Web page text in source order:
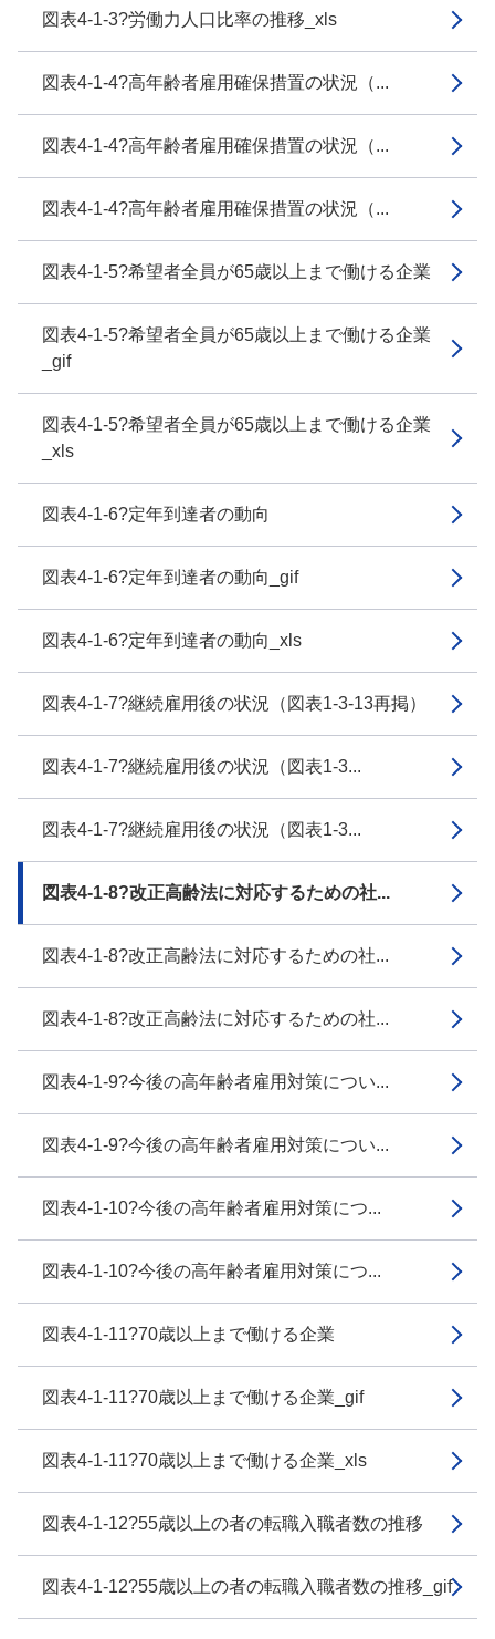
図表4-1-3?労働力人口比率の推移_xls
図表4-1-4?高年齢者雇用確保措置の状況（...
図表4-1-4?高年齢者雇用確保措置の状況（...
図表4-1-4?高年齢者雇用確保措置の状況（...
図表4-1-5?希望者全員が65歳以上まで働ける企業
図表4-1-5?希望者全員が65歳以上まで働ける企業
_gif
図表4-1-5?希望者全員が65歳以上まで働ける企業
_xls
図表4-1-6?定年到達者の動向
図表4-1-6?定年到達者の動向_gif
図表4-1-6?定年到達者の動向_xls
図表4-1-7?継続雇用後の状況（図表1-3-13再掲）
図表4-1-7?継続雇用後の状況（図表1-3...
図表4-1-7?継続雇用後の状況（図表1-3...
図表4-1-8?改正高齢法に対応するための社...
図表4-1-8?改正高齢法に対応するための社...
図表4-1-8?改正高齢法に対応するための社...
図表4-1-9?今後の高年齢者雇用対策につい...
図表4-1-9?今後の高年齢者雇用対策につい...
図表4-1-10?今後の高年齢者雇用対策につ...
図表4-1-10?今後の高年齢者雇用対策につ...
図表4-1-11?70歳以上まで働ける企業
図表4-1-11?70歳以上まで働ける企業_gif
図表4-1-11?70歳以上まで働ける企業_xls
図表4-1-12?55歳以上の者の転職入職者数の推移
図表4-1-12?55歳以上の者の転職入職者数の推移_gif